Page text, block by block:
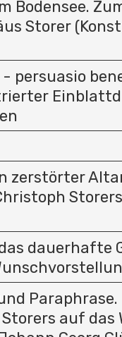
Bodensee.
Storer
persuasio
zerstörter
dauerhafte
Paraphrase.
auf das